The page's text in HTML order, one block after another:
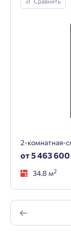
2-комнатная-
от 5 463
34.8 м2